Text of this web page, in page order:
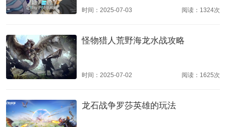
时间：2025-07-03 阅读：1324次
怪物猎人荒野海龙水战攻略
时间：2025-07-02 阅读：1625次
龙石战争罗莎英雄的玩法